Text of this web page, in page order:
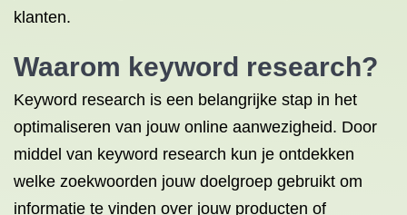
klanten.
Waarom keyword research?
Keyword research is een belangrijke stap in het
optimaliseren van jouw online aanwezigheid. Door
middel van keyword research kun je ontdekken
welke zoekwoorden jouw doelgroep gebruikt om
informatie te vinden over jouw producten of